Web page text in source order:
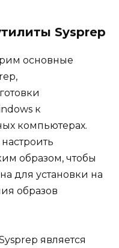
Sysprep
основные
к
компьютерах.
образом, чтобы
для установки на
образов
является